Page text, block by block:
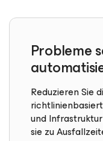
Probleme
Reduzieren Sie
und
sie zu